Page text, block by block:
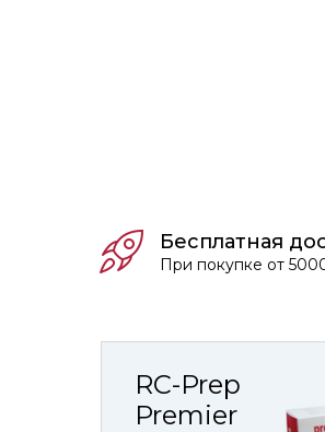
Бесплатная
При покупке от
RC-Prep
Premier